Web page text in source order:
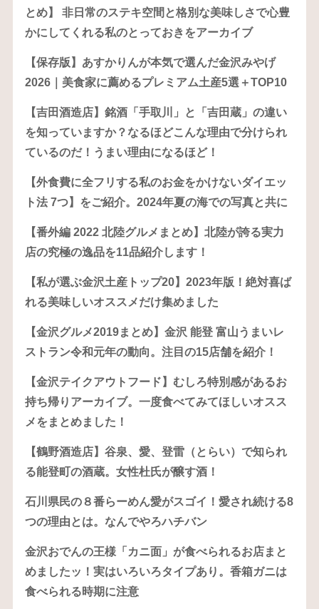
とめ】 非日常のステキ空間と格別な美味しさで心豊
かにしてくれる私のとっておきをアーカイブ
【保存版】あすかりんが本気で選んだ金沢みやげ
2026｜美食家に薦めるプレミアム土産5選＋TOP10
【吉田酒造店】銘酒「手取川」と「吉田蔵」の違い
を知っていますか？なるほどこんな理由で分けられ
ているのだ！うまい理由になるほど！
【外食費に全フリする私のお金をかけないダイエッ
ト法 7つ】をご紹介。2024年夏の海での写真と共に
【番外編 2022 北陸グルメまとめ】北陸が誇る実力
店の究極の逸品を11品紹介します！
【私が選ぶ金沢土産トップ20】2023年版！絶対喜ば
れる美味しいオススメだけ集めました
【金沢グルメ2019まとめ】金沢 能登 富山うまいレ
ストラン令和元年の動向。注目の15店舗を紹介！
【金沢テイクアウトフード】むしろ特別感があるお
持ち帰りアーカイブ。一度食べてみてほしいオスス
メをまとめました！
【鶴野酒造店】谷泉、愛、登雷（とらい）で知られ
る能登町の酒蔵。女性杜氏が醸す酒！
石川県民の８番らーめん愛がスゴイ！愛され続ける8
つの理由とは。なんでやろハチバン
金沢おでんの王様「カニ面」が食べられるお店まと
めましたッ！実はいろいろタイプあり。香箱ガニは
食べられる時期に注意